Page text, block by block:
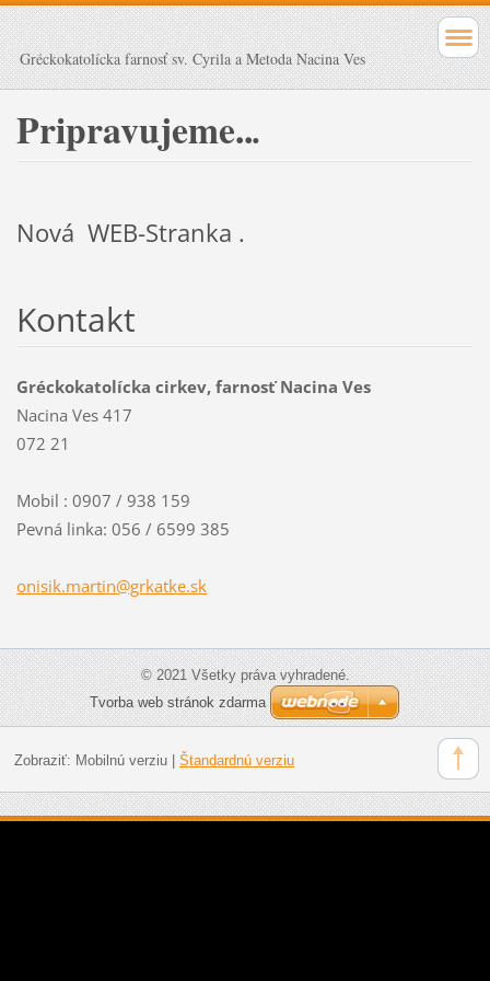
Gréckokatolícka farnosť sv. Cyrila a Metoda Nacina Ves
Pripravujeme...
Nová WEB-Stranka .
Kontakt
Gréckokatolícka cirkev, farnosť Nacina Ves
Nacina Ves 417
072 21
Mobil : 0907 / 938 159
Pevná linka: 056 / 6599 385
onisik.martin@grkatke.sk
© 2021 Všetky práva vyhradené.
Tvorba web stránok zdarma
Zobraziť: Mobilnú verziu| Štandardnú verziu